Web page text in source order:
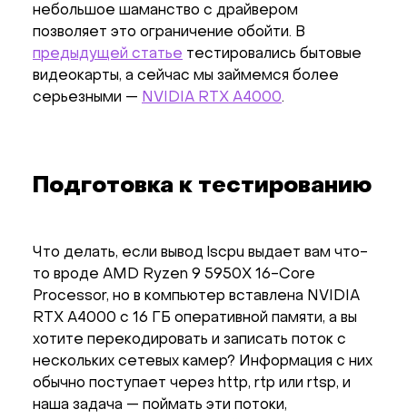
небольшое шаманство с драйвером
позволяет это ограничение обойти. В
предыдущей статье тестировались бытовые
видеокарты, а сейчас мы займемся более
серьезными — NVIDIA RTX A4000.
Подготовка к тестированию
Что делать, если вывод lscpu выдает вам что-
то вроде AMD Ryzen 9 5950X 16-Core
Processor, но в компьютер вставлена NVIDIA
RTX A4000 с 16 ГБ оперативной памяти, а вы
хотите перекодировать и записать поток с
нескольких сетевых камер? Информация с них
обычно поступает через http, rtp или rtsp, и
наша задача — поймать эти потоки,